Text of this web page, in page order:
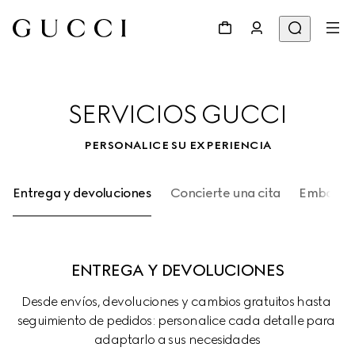
SERVICIOS GUCCI
PERSONALICE SU EXPERIENCIA
Entrega y devoluciones Concierte una cita
ENTREGA Y DEVOLUCIONES
Desde envíos, devoluciones y cambios gratuitos hasta
seguimiento de pedidos: personalice cada detalle para
adaptarlo a sus necesidades